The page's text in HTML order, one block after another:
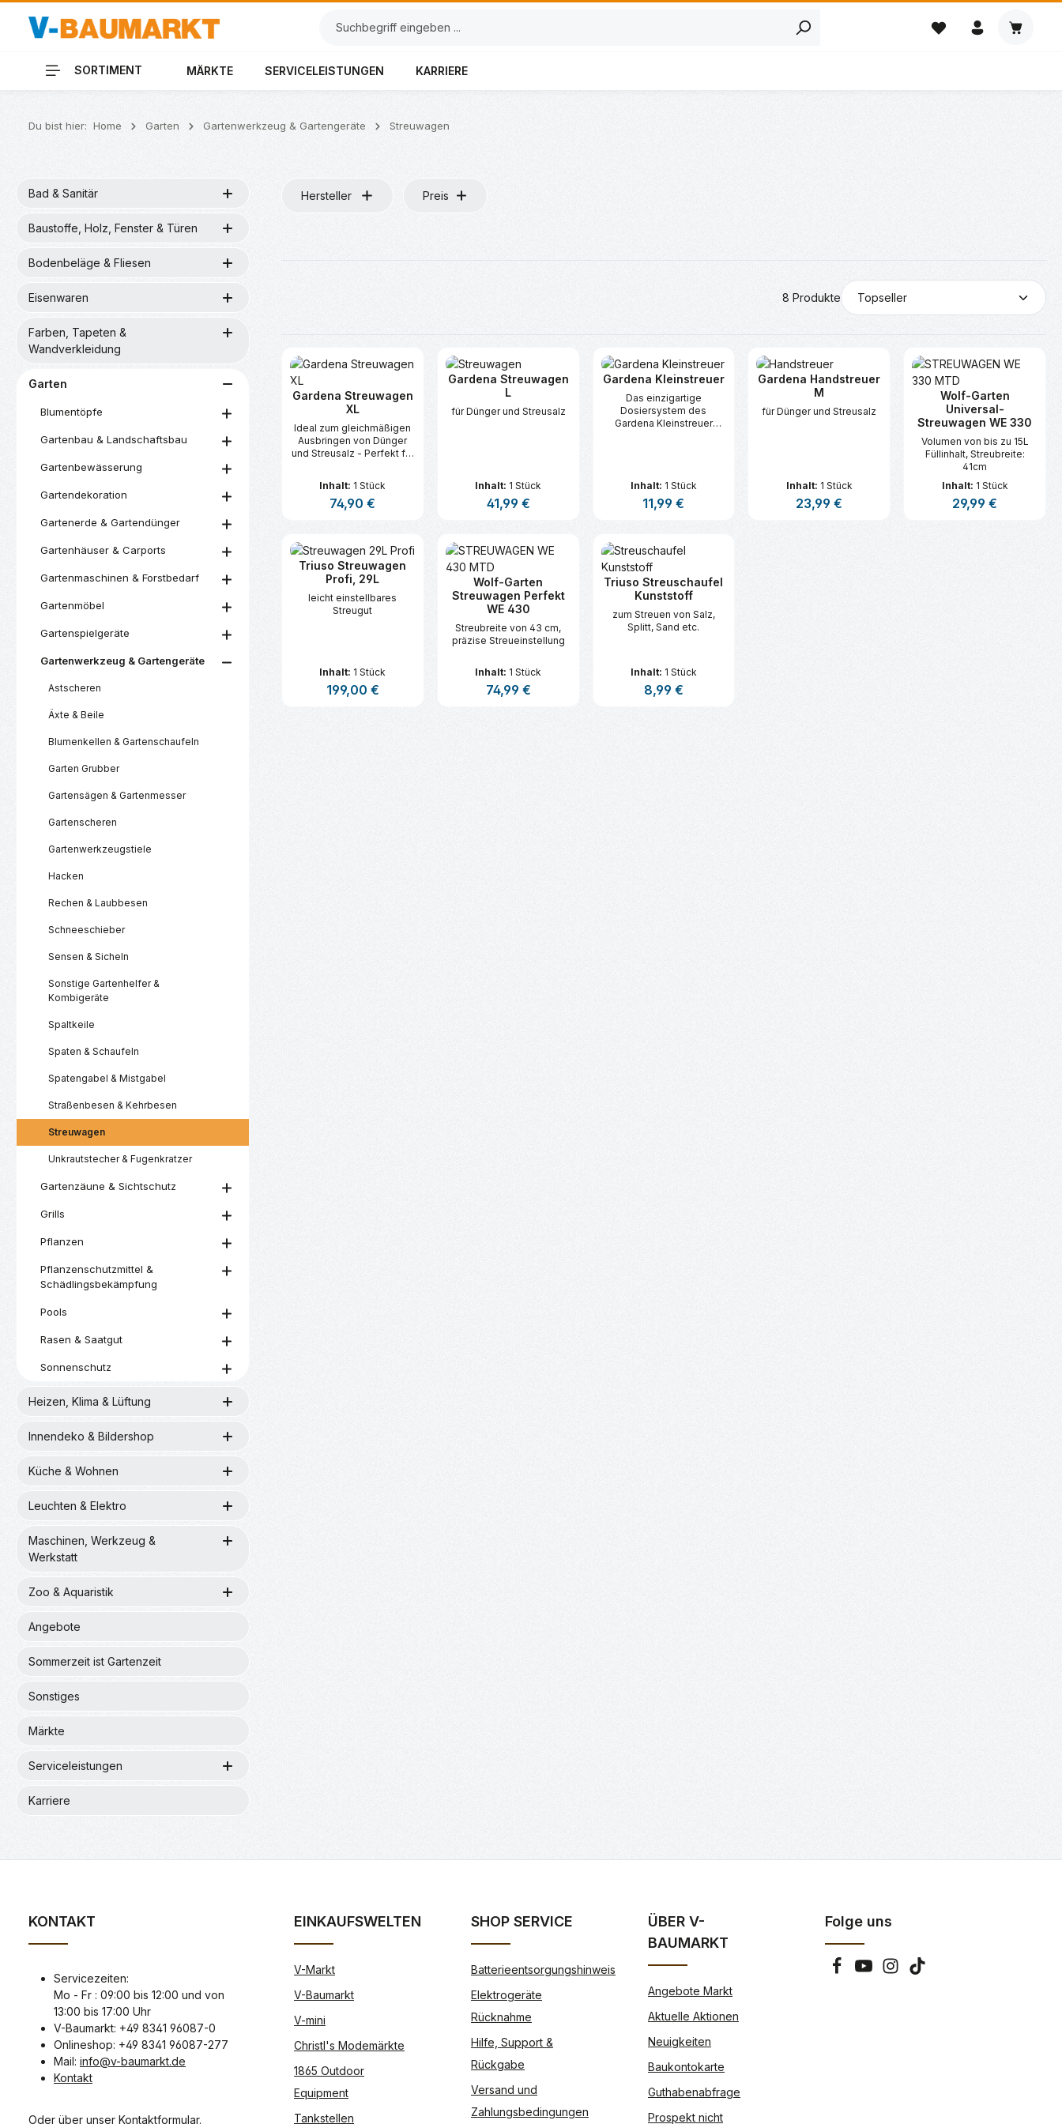
Hauptinhalt springen
Zur Suche springen
Zur Hauptnavigation springen
SORTIMENT MÄRKTE SERVICELEISTUNGEN KARRIERE
Du bist hier: Home Garten Gartenwerkzeug & Gartengeräte Streuwagen
Bad & Sanitär
Baustoffe, Holz, Fenster & Türen
Bodenbeläge & Fliesen
Eisenwaren
Farben, Tapeten &
Wandverkleidung
Garten
Blumentöpfe
Gartenbau & Landschaftsbau
Gartenbewässerung
Gartendekoration
Gartenerde & Gartendünger
Gartenhäuser & Carports
Gartenmaschinen & Forstbedarf
Gartenmöbel
Gartenspielgeräte
Gartenwerkzeug & Gartengeräte
Astscheren
Äxte & Beile
Blumenkellen & Gartenschaufeln
Garten Grubber
Gartensägen & Gartenmesser
Gartenscheren
Gartenwerkzeugstiele
Hacken
Rechen & Laubbesen
Schneeschieber
Sensen & Sicheln
Sonstige Gartenhelfer &
Kombigeräte
Spaltkeile
Spaten & Schaufeln
Spatengabel & Mistgabel
Straßenbesen & Kehrbesen
Streuwagen
Unkrautstecher & Fugenkratzer
Gartenzäune & Sichtschutz
Grills
Pflanzen
Pflanzenschutzmittel &
Schädlingsbekämpfung
Pools
Rasen & Saatgut
Sonnenschutz
Heizen, Klima & Lüftung
Innendeko & Bildershop
Küche & Wohnen
Leuchten & Elektro
Maschinen, Werkzeug &
Werkstatt
Zoo & Aquaristik
Angebote
Sommerzeit ist Gartenzeit
Sonstiges
Märkte
Serviceleistungen
Karriere
Hersteller Preis
8 Produkte
Gardena Streuwagen
XL
Ideal zum gleichmäßigen
Ausbringen von Dünger
und Streusalz - Perfekt für
Inhalt: 1 Stück
Regulärer Preis:
74,90 €
Produkt Anzahl: Gib den gewünschten Wert ein oder benutze die Schaltflächen um
Gardena Streuwagen
L
für Dünger und Streusalz
Inhalt: 1 Stück
Regulärer Preis:
41,99 €
Produkt Anzahl: Gib den gewünschten Wert ein oder benutze die
Gardena Kleinstreuer
Das einzigartige
Dosiersystem des
Gardena Kleinstreuer
eingestellt werden.
Inhalt: 1 Stück
Regulärer Preis:
11,99 €
Produkt Anzahl: Gib den gewünschten Wert ein
Gardena Handstreuer
M
für Dünger und Streusalz
Inhalt: 1 Stück
Regulärer Preis:
23,99 €
Wolf-Garten
Universal-
Streuwagen WE 330
Volumen von bis zu 15L
Füllinhalt, Streubreite:
41cm
Inhalt: 1 Stück
Regulärer Preis:
29,99 €
Triuso Streuwagen
Profi, 29L
leicht einstellbares
Streugut
Inhalt: 1 Stück
Regulärer Preis:
199,00 €
Wolf-Garten
Streuwagen Perfekt
WE 430
Streubreite von 43 cm,
präzise Streueinstellung
Inhalt: 1 Stück
Regulärer Preis:
74,99 €
Triuso Streuschaufel
Kunststoff
zum Streuen von Salz,
Splitt, Sand etc.
Inhalt: 1 Stück
Regulärer Preis:
8,99 €
KONTAKT
Servicezeiten:
Mo - Fr : 09:00 bis 12:00 und von
13:00 bis 17:00 Uhr
V-Baumarkt: +49 8341 96087-0
Onlineshop: +49 8341 96087-277
Mail: info@v-baumarkt.de
Kontakt
Oder über unser Kontaktformular.
EINKAUFSWELTEN
V-Markt
V-Baumarkt
V-mini
Christl's Modemärkte
1865 Outdoor
Equipment
Tankstellen
SHOP SERVICE
Batterieentsorgungshinweis
Elektrogeräte
Rücknahme
Hilfe, Support &
Rückgabe
Versand und
Zahlungsbedingungen
ÜBER V-
BAUMARKT
Angebote Markt
Aktuelle Aktionen
Neuigkeiten
Baukontokarte
Guthabenabfrage
Prospekt nicht
Folge uns